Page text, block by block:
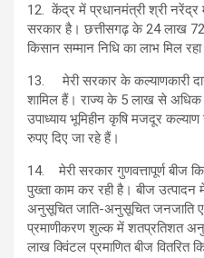
12. केंद्र में प्रधानमंत्री श्री नरेंद्र
सरकार है। छत्तीसगढ़ के 24 लाख 72
किसान सम्मान निधि का लाभ मिल
13. मेरी सरकार के कल्याणकारी
शामिल हैं। राज्य के 5 लाख से अधिक
उपाध्याय भूमिहीन कृषि मजदूर
रुपए दिए जा रहे हैं।
14. मेरी सरकार गुणवत्तापूर्ण बीज
पुख्ता काम कर रही है। बीज उत्पादन
अनुसूचित जाति-अनुसूचित जनजाति
प्रमाणीकरण शुल्क में शतप्रतिशत
लाख क्विंटल प्रमाणित बीज वितरित